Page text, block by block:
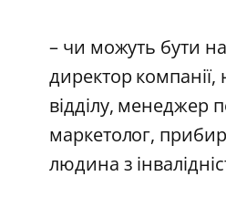
– чи можуть бути на
директор
відділу, менеджер
маркетолог,
людина з